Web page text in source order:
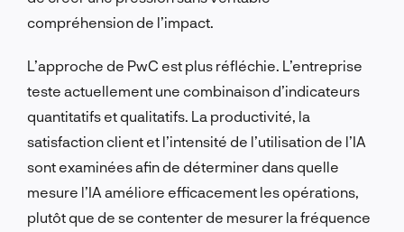
compréhension de l’impact.
L’approche de PwC est plus réfléchie. L’entreprise
teste actuellement une combinaison d’indicateurs
quantitatifs et qualitatifs. La productivité, la
satisfaction client et l’intensité de l’utilisation de l’IA
sont examinées afin de déterminer dans quelle
mesure l’IA améliore efficacement les opérations,
plutôt que de se contenter de mesurer la fréquence